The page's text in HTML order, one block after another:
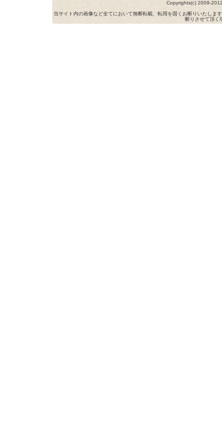
Copyrights(c) 2009-
当サイト内の画像など全てにおいて無断転載、転用を固くお断りいたしま
断りさせて頂く